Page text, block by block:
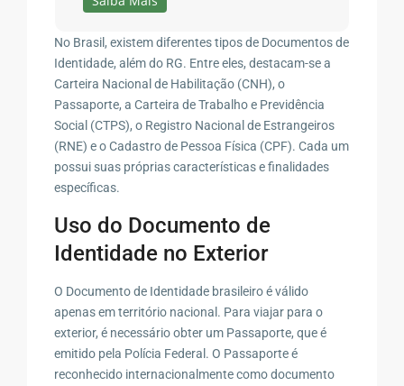
No Brasil, existem diferentes tipos de Documentos de
Identidade, além do RG. Entre eles, destacam-se a
Carteira Nacional de Habilitação (CNH), o
Passaporte, a Carteira de Trabalho e Previdência
Social (CTPS), o Registro Nacional de Estrangeiros
(RNE) e o Cadastro de Pessoa Física (CPF). Cada um
possui suas próprias características e finalidades
específicas.
Uso do Documento de
Identidade no Exterior
O Documento de Identidade brasileiro é válido
apenas em território nacional. Para viajar para o
exterior, é necessário obter um Passaporte, que é
emitido pela Polícia Federal. O Passaporte é
reconhecido internacionalmente como documento